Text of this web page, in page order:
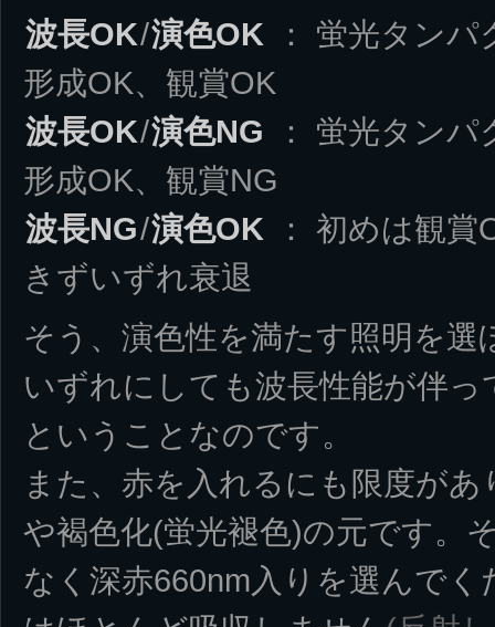
波長OK/演色OK ： 蛍光タン
形成OK、観賞OK
波長OK/演色NG
： 蛍光タン
形成OK、観賞NG
波長NG/演色OK ： 初めは観
きずいずれ衰退
そう、演色性を満たす照明を
いずれにしても波長性能が伴
ということなのです。
また、赤を入れるにも限度が
や褐色化(蛍光褪色)の元です。
なく深赤660nm入りを選んで